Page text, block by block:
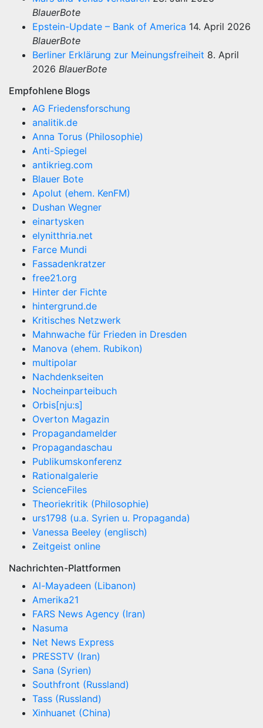
BlauerBote
Epstein-Update – Bank of America 14. April 2026
BlauerBote
Berliner Erklärung zur Meinungsfreiheit 8. April
2026 BlauerBote
Empfohlene Blogs
AG Friedensforschung
analitik.de
Anna Torus (Philosophie)
Anti-Spiegel
antikrieg.com
Blauer Bote
Apolut (ehem. KenFM)
Dushan Wegner
einartysken
elynitthria.net
Farce Mundi
Fassadenkratzer
free21.org
Hinter der Fichte
hintergrund.de
Kritisches Netzwerk
Mahnwache für Frieden in Dresden
Manova (ehem. Rubikon)
multipolar
Nachdenkseiten
Nocheinparteibuch
Orbis[nju:s]
Overton Magazin
Propagandamelder
Propagandaschau
Publikumskonferenz
Rationalgalerie
ScienceFiles
Theoriekritik (Philosophie)
urs1798 (u.a. Syrien u. Propaganda)
Vanessa Beeley (englisch)
Zeitgeist online
Nachrichten-Plattformen
Al-Mayadeen (Libanon)
Amerika21
FARS News Agency (Iran)
Nasuma
Net News Express
PRESSTV (Iran)
Sana (Syrien)
Southfront (Russland)
Tass (Russland)
Xinhuanet (China)